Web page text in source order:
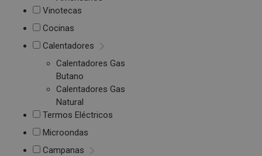
Vinotecas
Cocinas
Calentadores
Calentadores Gas
Butano
Calentadores Gas
Natural
Termos Eléctricos
Microondas
Campanas